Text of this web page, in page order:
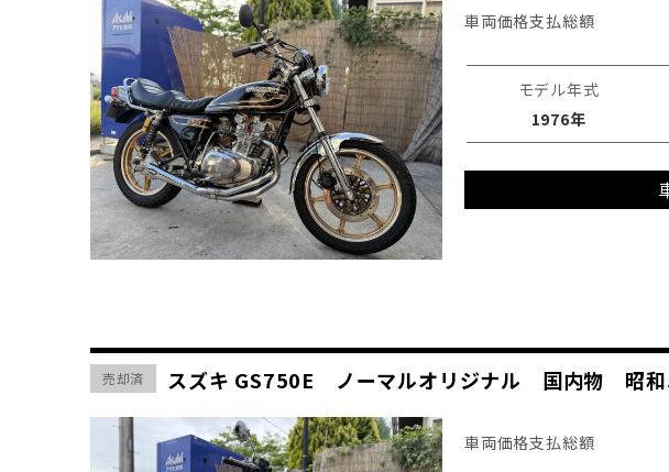
車両価格支払総額
モデル年式
1976年
売却済 スズキ GS750E ノーマルオリジナル 国内物 昭和
車両価格支払総額